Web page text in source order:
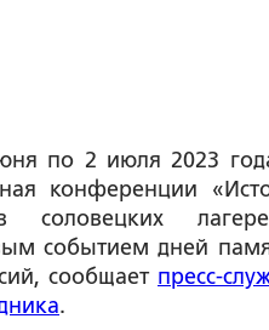
по 2 июля 2023
конференции
соловецких
событием дней
сообщает пресс-
.